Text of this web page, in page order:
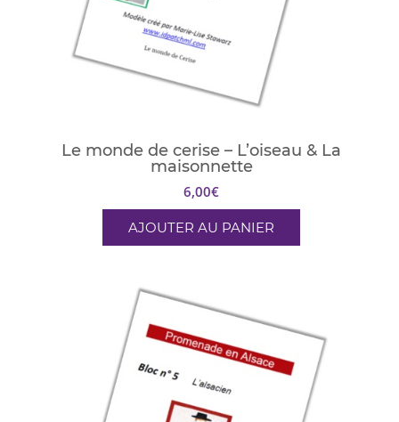
Le monde de cerise – L’oiseau & La
maisonnette
6,00€
AJOUTER AU PANIER